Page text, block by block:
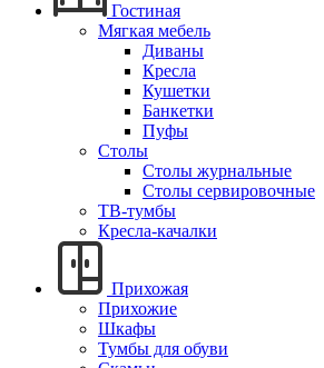
Гостиная
Мягкая мебель
Диваны
Кресла
Кушетки
Банкетки
Пуфы
Столы
Столы журнальные
Столы сервировочные
ТВ-тумбы
Кресла-качалки
Прихожая
Прихожие
Шкафы
Тумбы для обуви